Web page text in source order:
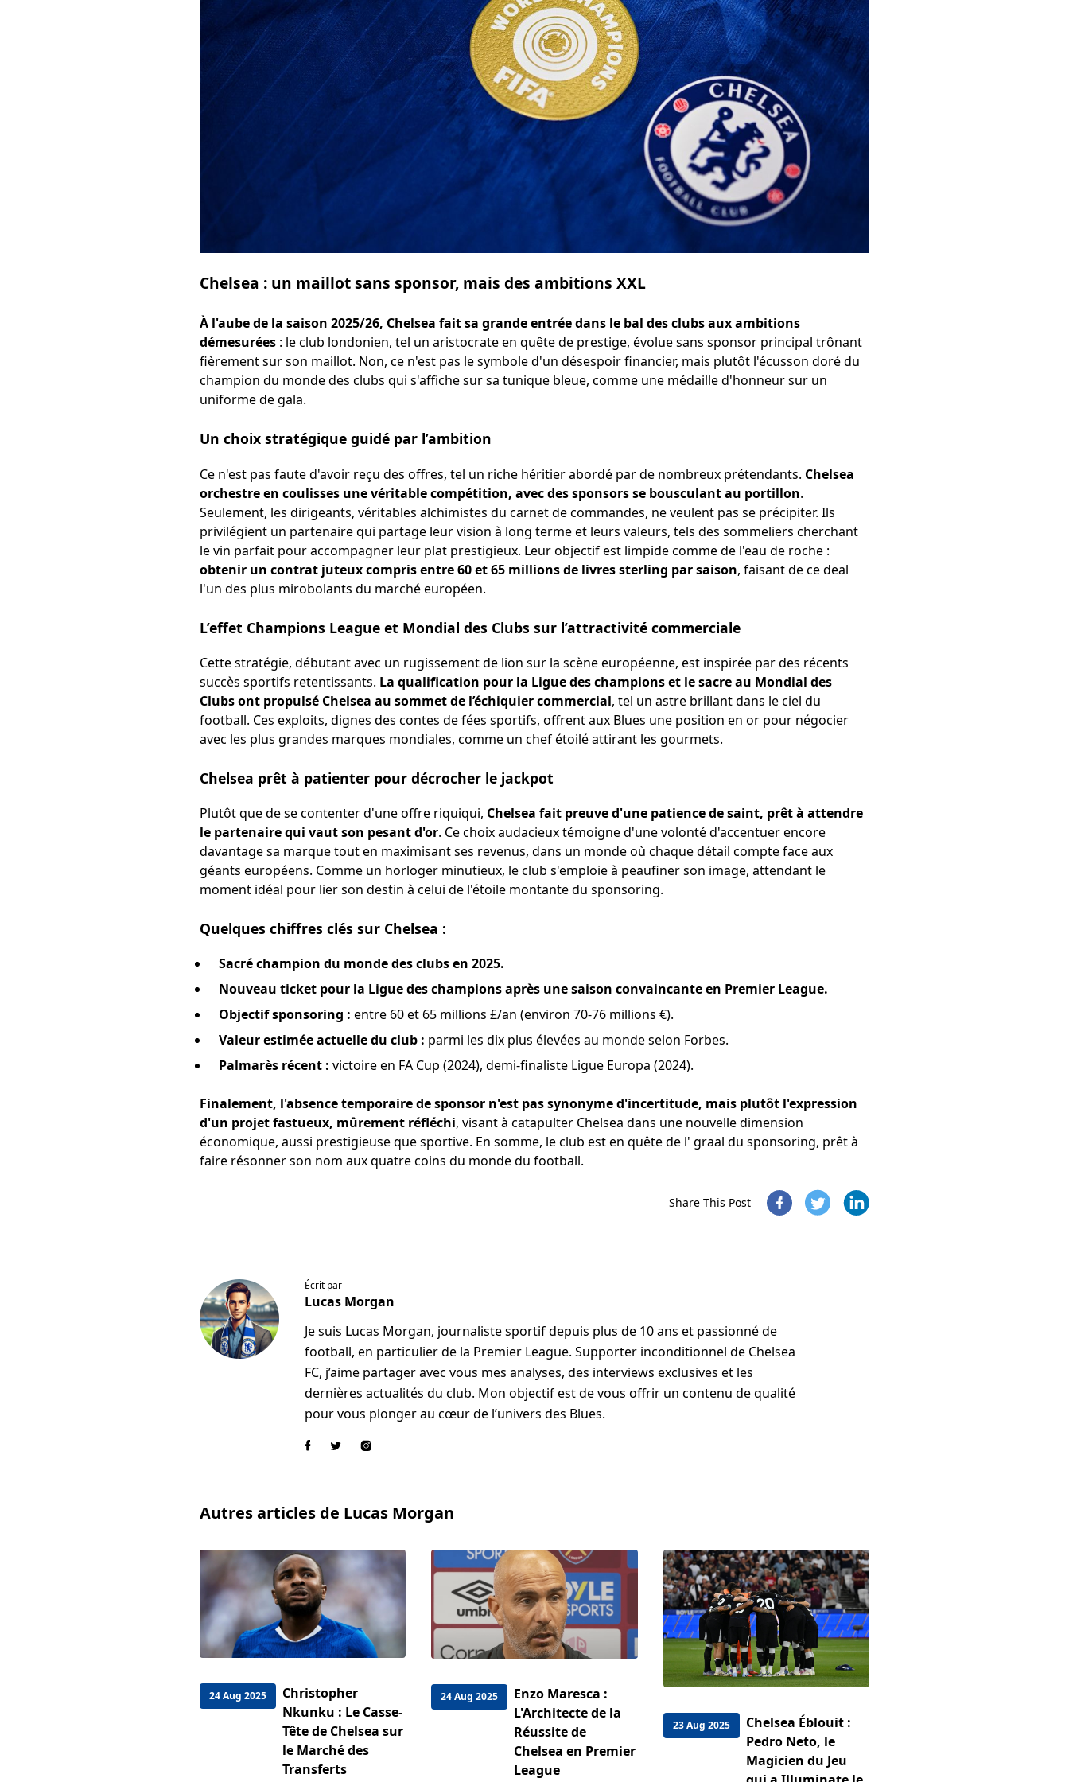
Chelsea : un maillot sans sponsor, mais des ambitions XXL
À l'aube de la saison 2025/26, Chelsea fait sa grande entrée dans le bal des clubs aux ambitions
démesurées: le club londonien, tel un aristocrate en quête de prestige, évolue sans sponsor principal trônant
fièrement sur son maillot. Non, ce n'est pas le symbole d'un désespoir financier, mais plutôt l'écusson doré du
champion du monde des clubs qui s'affiche sur sa tunique bleue, comme une médaille d'honneur sur un
uniforme de gala.
Un choix stratégique guidé par l’ambition
Ce n'est pas faute d'avoir reçu des offres, tel un riche héritier abordé par de nombreux prétendants. Chelsea
orchestre en coulisses une véritable compétition, avec des sponsors se bousculant au portillon.
Seulement, les dirigeants, véritables alchimistes du carnet de commandes, ne veulent pas se précipiter. Ils
privilégient un partenaire qui partage leur vision à long terme et leurs valeurs, tels des sommeliers cherchant
le vin parfait pour accompagner leur plat prestigieux. Leur objectif est limpide comme de l'eau de roche :
obtenir un contrat juteux compris entre 60 et 65 millions de livres sterling par saison, faisant de ce deal
l'un des plus mirobolants du marché européen.
L’effet Champions League et Mondial des Clubs sur l’attractivité commerciale
Cette stratégie, débutant avec un rugissement de lion sur la scène européenne, est inspirée par des récents
succès sportifs retentissants. La qualification pour la Ligue des champions et le sacre au Mondial des
Clubs ont propulsé Chelsea au sommet de l’échiquier commercial, tel un astre brillant dans le ciel du
football. Ces exploits, dignes des contes de fées sportifs, offrent aux Blues une position en or pour négocier
avec les plus grandes marques mondiales, comme un chef étoilé attirant les gourmets.
Chelsea prêt à patienter pour décrocher le jackpot
Plutôt que de se contenter d'une offre riquiqui, Chelsea fait preuve d'une patience de saint, prêt à attendre
le partenaire qui vaut son pesant d'or. Ce choix audacieux témoigne d'une volonté d'accentuer encore
davantage sa marque tout en maximisant ses revenus, dans un monde où chaque détail compte face aux
géants européens. Comme un horloger minutieux, le club s'emploie à peaufiner son image, attendant le
moment idéal pour lier son destin à celui de l'étoile montante du sponsoring.
Quelques chiffres clés sur Chelsea :
Sacré champion du monde des clubs en 2025.
Nouveau ticket pour la Ligue des champions après une saison convaincante en Premier League.
Objectif sponsoring : entre 60 et 65 millions £/an (environ 70-76 millions €).
Valeur estimée actuelle du club : parmi les dix plus élevées au monde selon Forbes.
Palmarès récent : victoire en FA Cup (2024), demi-finaliste Ligue Europa (2024).
Finalement, l'absence temporaire de sponsor n'est pas synonyme d'incertitude, mais plutôt l'expression
d'un projet fastueux, mûrement réfléchi, visant à catapulter Chelsea dans une nouvelle dimension
économique, aussi prestigieuse que sportive. En somme, le club est en quête de l' graal du sponsoring, prêt à
faire résonner son nom aux quatre coins du monde du football.
Share This Post
Écrit par
Lucas Morgan
Je suis Lucas Morgan, journaliste sportif depuis plus de 10 ans et passionné de
football, en particulier de la Premier League. Supporter inconditionnel de Chelsea
FC, j’aime partager avec vous mes analyses, des interviews exclusives et les
dernières actualités du club. Mon objectif est de vous offrir un contenu de qualité
pour vous plonger au cœur de l’univers des Blues.
Autres articles de Lucas Morgan
24 Aug 2025
Christopher
Nkunku : Le Casse-
Tête de Chelsea sur
le Marché des
Transferts
24 Aug 2025
Enzo Maresca :
L'Architecte de la
Réussite de
Chelsea en Premier
League
23 Aug 2025
Chelsea Éblouit :
Pedro Neto, le
Magicien du Jeu